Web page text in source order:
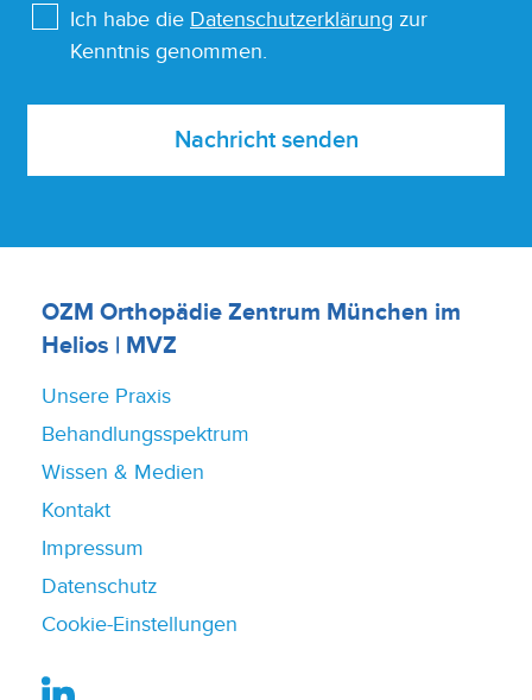
Ich habe die Datenschutzerklärung zur
Kenntnis genommen.
Nachricht senden
OZM Orthopädie Zentrum München im
Helios | MVZ
Unsere Praxis
Behandlungsspektrum
Wissen & Medien
Kontakt
Impressum
Datenschutz
Cookie-Einstellungen